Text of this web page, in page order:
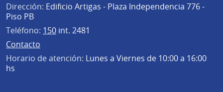
Dirección: Edificio Artigas - Plaza Independencia 776 -
Piso PB
Teléfono: 150 int. 2481
Contacto
Horario de atención: Lunes a Viernes de 10:00 a 16:00
hs